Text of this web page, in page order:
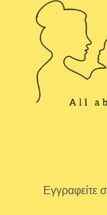
Εγγραφείτε